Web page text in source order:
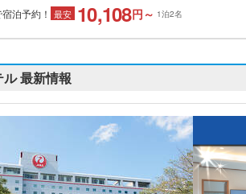
泊予約！ 最安 10,108円～ 1泊2名
最新情報